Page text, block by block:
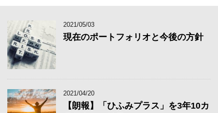
2021/05/03
現在のポートフォリオと今後の方針
2021/04/20
【朗報】「ひふみプラス」を3年10カ